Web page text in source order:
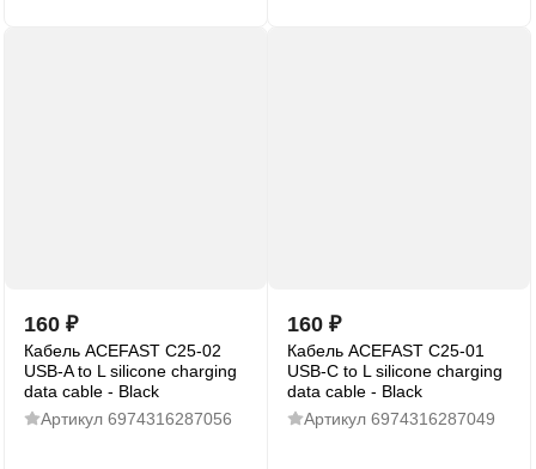
160 ₽
Кабель ACEFAST C25-02
USB-A to L silicone charging
data cable - Black
Артикул 6974316287056
160 ₽
Кабель ACEFAST C25-01
USB-C to L silicone charging
data cable - Black
Артикул 6974316287049